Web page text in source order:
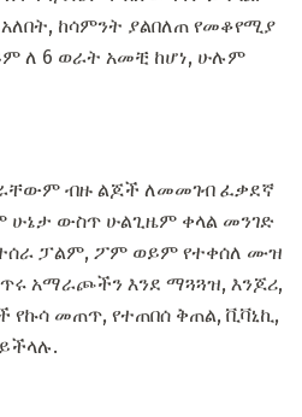
ከሳምንት ያልበለጠ የመቆየሚያ
ለ 6 ወራት አመቺ ከሆነ, ሁሉም
ብዙ ልጆች ለመመገብ ፈቃደኛ
ሁኔታ ውስጥ ሁልጊዜም ቀላል መንገድ
ፓልም, ፖም ወይም የተቀሰለ ሙዝ
አማራጮችን እንደ ማጓጓዝ, እንጆሪ,
የኩሳ መጠጥ, የተጠበሰ ቅጠል, ቪቫኒኪ,